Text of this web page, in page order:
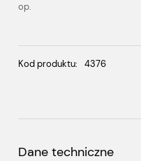
op.
Kod produktu: 4376
Dane techniczne